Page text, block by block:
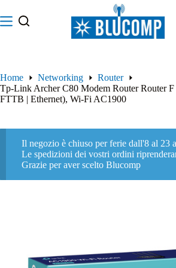
al
contenuto
Home Networking
Router
Tp-Link Archer C80 Modem Router Router
FTTB | Ethernet), Wi-Fi AC1900
Il negozio è chiuso per ferie dall'8 al 23
Le spedizioni dei vostri ordini
Grazie per aver scelto Blucomp